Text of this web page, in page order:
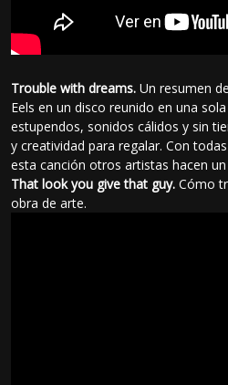
Trouble with dreams. Un resumen
Eels en un disco reunido en una
estupendos, sonidos cálidos y sin
y creatividad para regalar. Con
esta canción otros artistas hacen
That look you give that guy. Cómo
obra de arte.